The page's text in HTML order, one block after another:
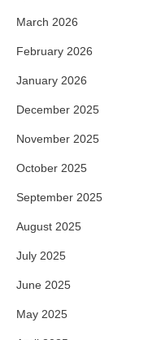
March 2026
February 2026
January 2026
December 2025
November 2025
October 2025
September 2025
August 2025
July 2025
June 2025
May 2025